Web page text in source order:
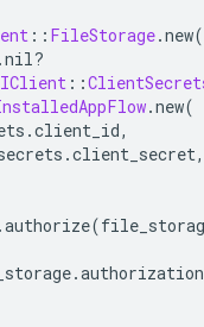
:: FileStorage.new(
.nil?
::
.new(
.client_id,
.client_secret,
.authorize(
.authorization